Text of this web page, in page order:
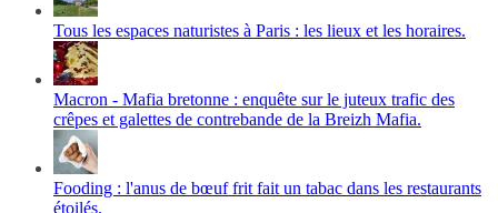
Tous les espaces naturistes à Paris : les lieux et les horaires.
Macron - Mafia bretonne : enquête sur le juteux trafic des
crêpes et galettes de contrebande de la Breizh Mafia.
Fooding : l'anus de bœuf frit fait un tabac dans les restaurants
étoilés.